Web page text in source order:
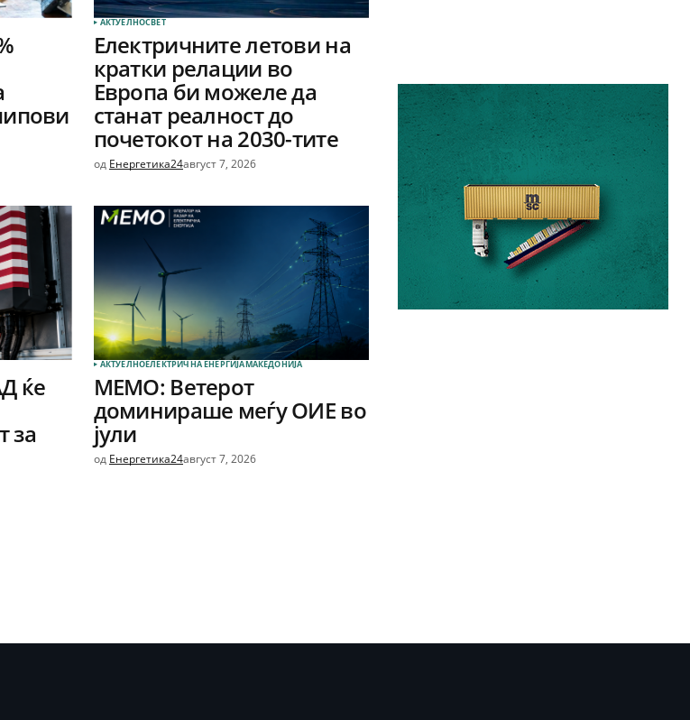
АКТУЕЛНОСВЕТ
Електричните летови на
кратки релации во
Европа би можеле да
станат реалност до
почетокот на 2030-тите
од Енергетика24август 7, 2026
ќе
за
АКТУЕЛНОЕЛЕКТРИЧНА ЕНЕРГИЈАМАКЕДОНИЈА
МЕМО: Ветерот
доминираше меѓу ОИЕ во
јули
од Енергетика24август 7, 2026